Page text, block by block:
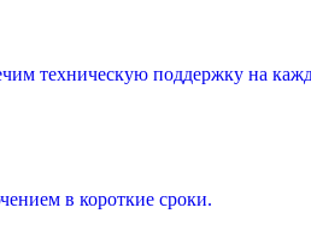
техническую поддержку на
в короткие сроки.